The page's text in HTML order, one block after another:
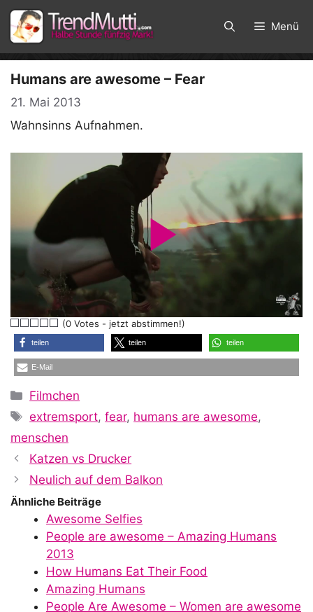
Zum
Inhalt
springen
Menü
Humans are awesome – Fear
21. Mai 2013
Wahnsinns Aufnahmen.
P
l
a
y
i
d
(0 Votes - jetzt abstimmen!)
teilen teilen teilen
E-Mail
Kategorien
Filmchen
Schlagwörter
extremsport,fear, humans are awesome,
menschen
Katzen vs Drucker
Neulich auf dem Balkon
Ähnliche Beiträge
Awesome Selfies
People are awesome – Amazing Humans
2013
How Humans Eat Their Food
Amazing Humans
People Are Awesome – Women are awesome